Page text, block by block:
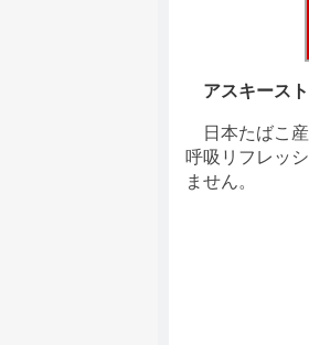
アスキース
日本たばこ産
呼吸リフレッ
ません。